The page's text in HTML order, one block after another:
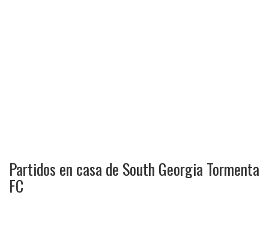
Partidos en casa de South Georgia Tormenta
FC